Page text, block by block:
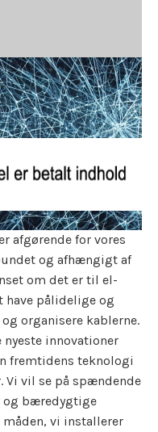
afgørende for vores
og afhængigt af
om det er til el-
pålidelige og
organisere kablerne.
innovationer
fremtidens teknologi
Vi vil se på spændende
og bæredygtige
vi installerer